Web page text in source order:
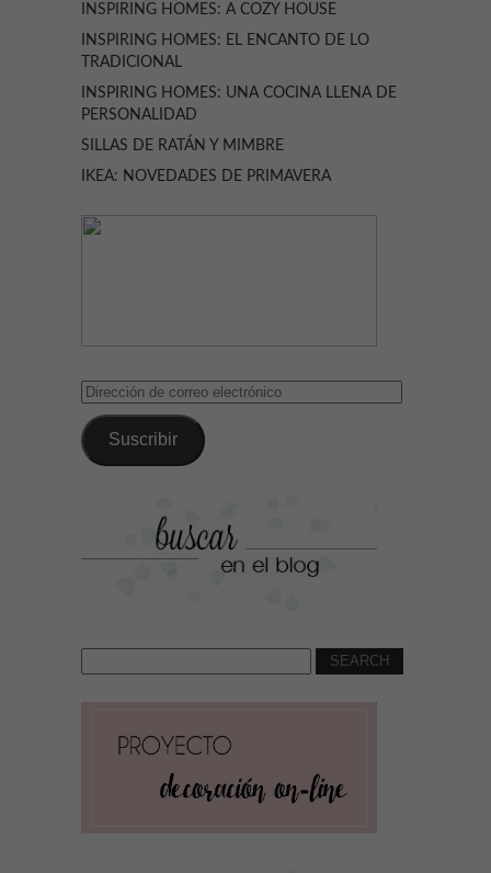
INSPIRING HOMES: A COZY HOUSE
INSPIRING HOMES: EL ENCANTO DE LO
TRADICIONAL
INSPIRING HOMES: UNA COCINA LLENA DE
PERSONALIDAD
SILLAS DE RATÁN Y MIMBRE
IKEA: NOVEDADES DE PRIMAVERA
Dirección
correo
electrónico
Suscribir